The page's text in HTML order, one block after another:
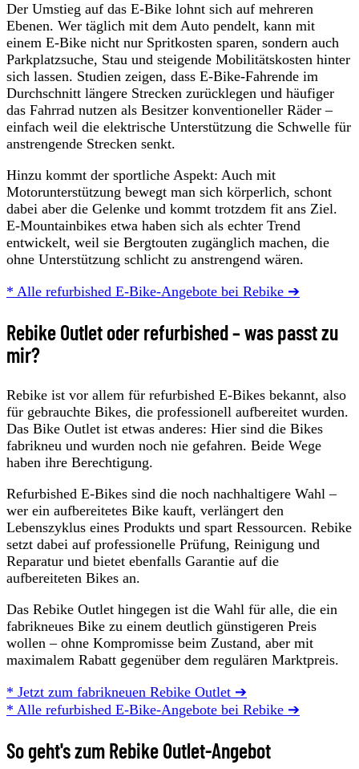
Der Umstieg auf das E-Bike lohnt sich auf mehreren
Ebenen. Wer täglich mit dem Auto pendelt, kann mit
einem E-Bike nicht nur Spritkosten sparen, sondern auch
Parkplatzsuche, Stau und steigende Mobilitätskosten hinter
sich lassen. Studien zeigen, dass E-Bike-Fahrende im
Durchschnitt längere Strecken zurücklegen und häufiger
das Fahrrad nutzen als Besitzer konventioneller Räder –
einfach weil die elektrische Unterstützung die Schwelle für
anstrengende Strecken senkt.
Hinzu kommt der sportliche Aspekt: Auch mit
Motorunterstützung bewegt man sich körperlich, schont
dabei aber die Gelenke und kommt trotzdem fit ans Ziel.
E-Mountainbikes etwa haben sich als echter Trend
entwickelt, weil sie Bergtouten zugänglich machen, die
ohne Unterstützung schlicht zu anstrengend wären.
* Alle refurbished E-Bike-Angebote bei Rebike ➔
Rebike Outlet oder refurbished – was passt zu
mir?
Rebike ist vor allem für refurbished E-Bikes bekannt, also
für gebrauchte Bikes, die professionell aufbereitet wurden.
Das Bike Outlet ist etwas anderes: Hier sind die Bikes
fabrikneu und wurden noch nie gefahren. Beide Wege
haben ihre Berechtigung.
Refurbished E-Bikes sind die noch nachhaltigere Wahl –
wer ein aufbereitetes Bike kauft, verlängert den
Lebenszyklus eines Produkts und spart Ressourcen. Rebike
setzt dabei auf professionelle Prüfung, Reinigung und
Reparatur und bietet ebenfalls Garantie auf die
aufbereiteten Bikes an.
Das Rebike Outlet hingegen ist die Wahl für alle, die ein
fabrikneues Bike zu einem deutlich günstigeren Preis
wollen – ohne Kompromisse beim Zustand, aber mit
maximalem Rabatt gegenüber dem regulären Marktpreis.
* Jetzt zum fabrikneuen Rebike Outlet ➔
* Alle refurbished E-Bike-Angebote bei Rebike ➔
So geht's zum Rebike Outlet-Angebot